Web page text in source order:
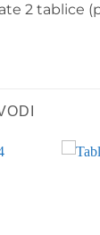
2 tablice